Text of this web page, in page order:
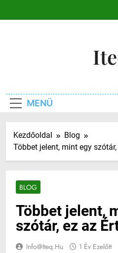
MENÜ
Kezdőoldal
Blog
Többet jelent, mint egy
BLOG
Többet jelent,
szótár, ez az
Info@iteq.hu 1 Év Ezelőtt